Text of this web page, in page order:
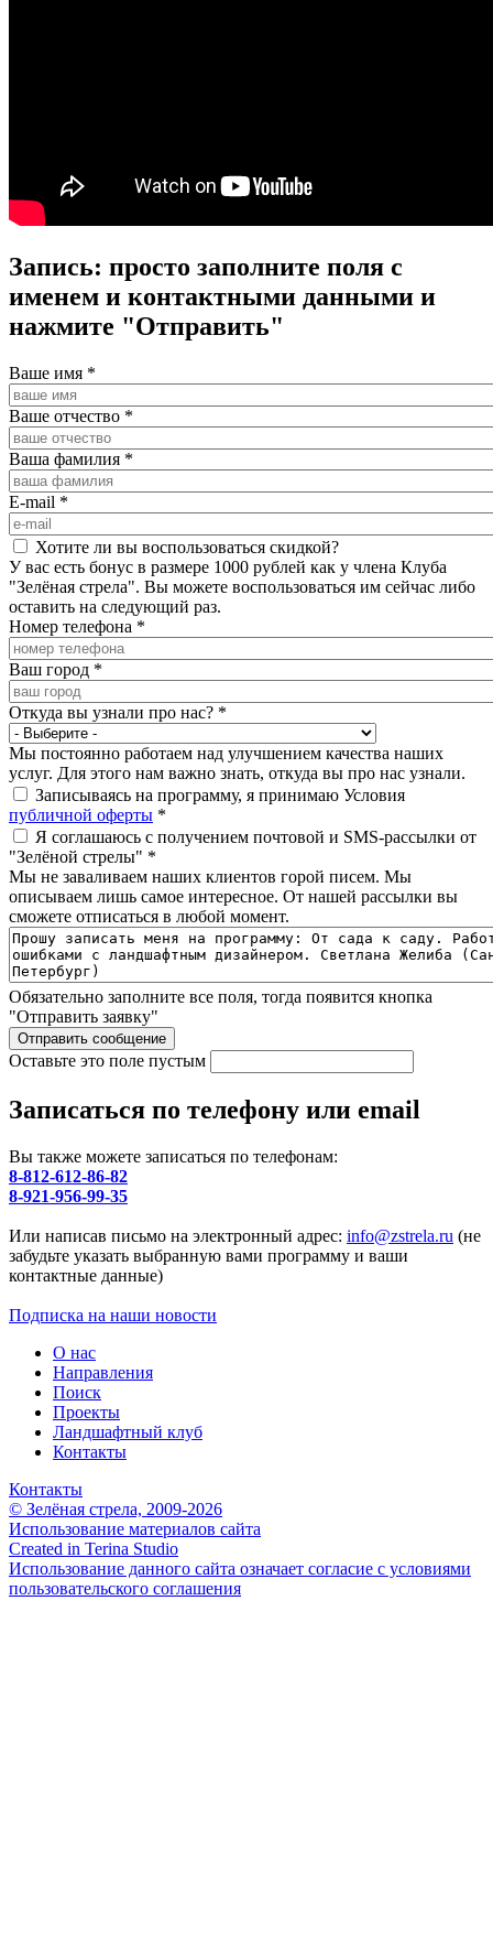
Запись: просто заполните поля с
именем и контактными данными и
нажмите "Отправить"
Ваше имя *
Ваше отчество *
Ваша фамилия *
E-mail *
Хотите ли вы воспользоваться скидкой?
У вас есть бонус в размере 1000 рублей как у члена Клуба
"Зелёная стрела". Вы можете воспользоваться им сейчас либо
оставить на следующий раз.
Номер телефона *
Ваш город *
Откуда вы узнали про нас? *
Мы постоянно работаем над улучшением качества наших
услуг. Для этого нам важно знать, откуда вы про нас узнали.
Записываясь на программу, я принимаю Условия
публичной оферты *
Я соглашаюсь с получением почтовой и SMS-рассылки от
"Зелёной стрелы" *
Мы не заваливаем наших клиентов горой писем. Мы
описываем лишь самое интересное. От нашей рассылки вы
сможете отписаться в любой момент.
Обязательно заполните все поля, тогда появится кнопка
"Отправить заявку"
Оставьте это поле пустым
Записаться по телефону или email
Вы также можете записаться по телефонам:
8-812-612-86-82
8-921-956-99-35
Или написав письмо на электронный адрес: info@zstrela.ru (не
забудьте указать выбранную вами программу и ваши
контактные данные)
Подписка на наши новости
О нас
Направления
Поиск
Проекты
Ландшафтный клуб
Контакты
Контакты
© Зелёная стрела, 2009-2026
Использование материалов сайта
Created in Terina Studio
Использование данного сайта означает согласие с условиями
пользовательского соглашения